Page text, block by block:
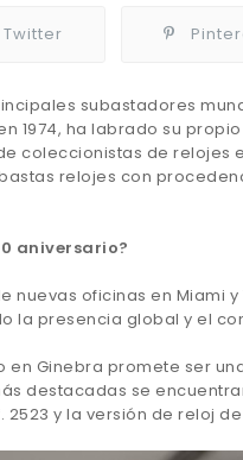
Twitter
subastadores
1974, ha labrado su
coleccionistas de relojes
relojes con
aniversario?
nuevas oficinas en Miami
la presencia global y el
en Ginebra promete ser
destacadas se
y la versión de reloj